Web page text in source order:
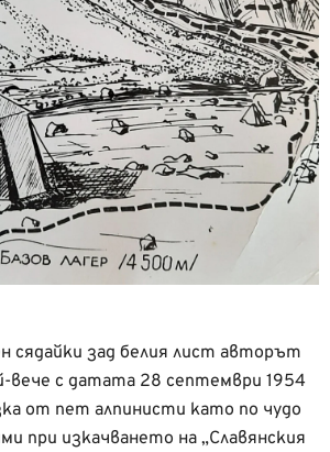
зад белия лист авторът
вече с датата 28 септември 1954
от пет алпинисти като по чудо
при изкачването на „Славянския